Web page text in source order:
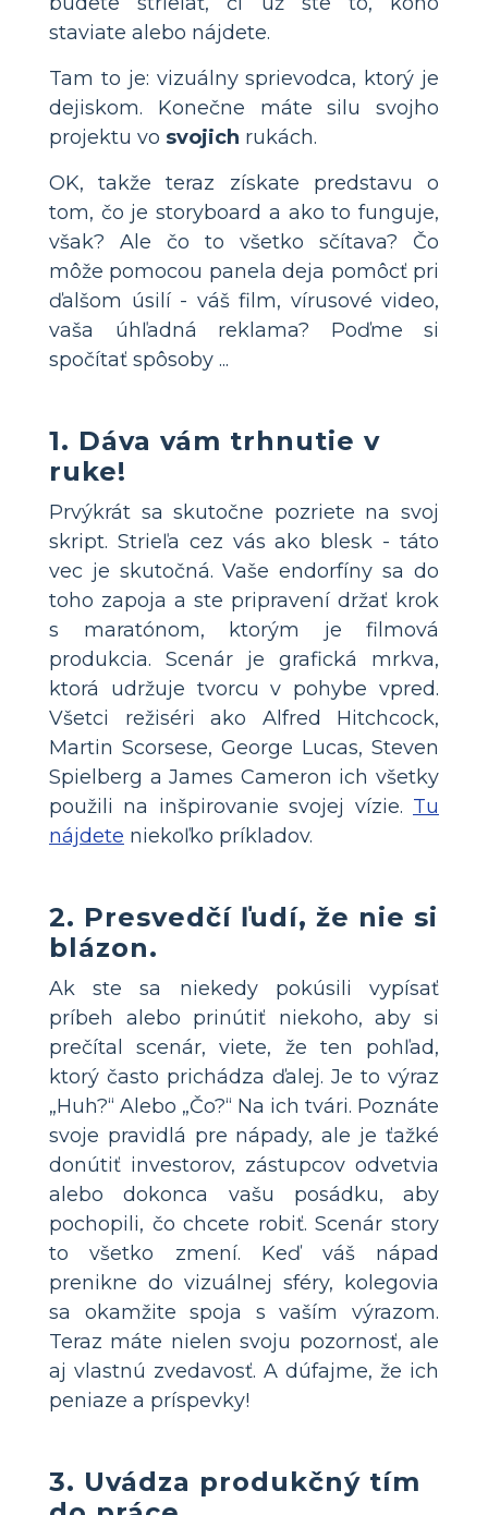
staviate alebo nájdete.
Tam to je: vizuálny sprievodca, ktorý je
dejiskom. Konečne máte silu svojho
projektu vo svojich rukách.
OK, takže teraz získate predstavu o
tom, čo je storyboard a ako to funguje,
však? Ale čo to všetko sčítava? Čo
môže pomocou panela deja pomôcť pri
ďalšom úsilí - váš film, vírusové video,
vaša úhľadná reklama? Poďme si
spočítať spôsoby ...
1. Dáva vám trhnutie v
ruke!
Prvýkrát sa skutočne pozriete na svoj
skript. Strieľa cez vás ako blesk - táto
vec je skutočná. Vaše endorfíny sa do
toho zapoja a ste pripravení držať krok
s maratónom, ktorým je filmová
produkcia. Scenár je grafická mrkva,
ktorá udržuje tvorcu v pohybe vpred.
Všetci režiséri ako Alfred Hitchcock,
Martin Scorsese, George Lucas, Steven
Spielberg a James Cameron ich všetky
použili na inšpirovanie svojej vízie. Tu
nájdete niekoľko príkladov.
2. Presvedčí ľudí, že nie si
blázon.
Ak ste sa niekedy pokúsili vypísať
príbeh alebo prinútiť niekoho, aby si
prečítal scenár, viete, že ten pohľad,
ktorý často prichádza ďalej. Je to výraz
„Huh?“ Alebo „Čo?“ Na ich tvári. Poznáte
svoje pravidlá pre nápady, ale je ťažké
donútiť investorov, zástupcov odvetvia
alebo dokonca vašu posádku, aby
pochopili, čo chcete robiť. Scenár story
to všetko zmení. Keď váš nápad
prenikne do vizuálnej sféry, kolegovia
sa okamžite spoja s vaším výrazom.
Teraz máte nielen svoju pozornosť, ale
aj vlastnú zvedavosť. A dúfajme, že ich
peniaze a príspevky!
3. Uvádza produkčný tím